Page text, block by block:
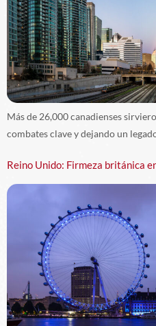
Más de 26,000 canadienses
combates clave y dejando un
Reino Unido: Firmeza británica